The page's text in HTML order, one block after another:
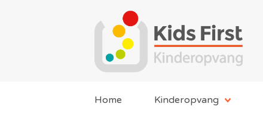
Home Kinderopvang